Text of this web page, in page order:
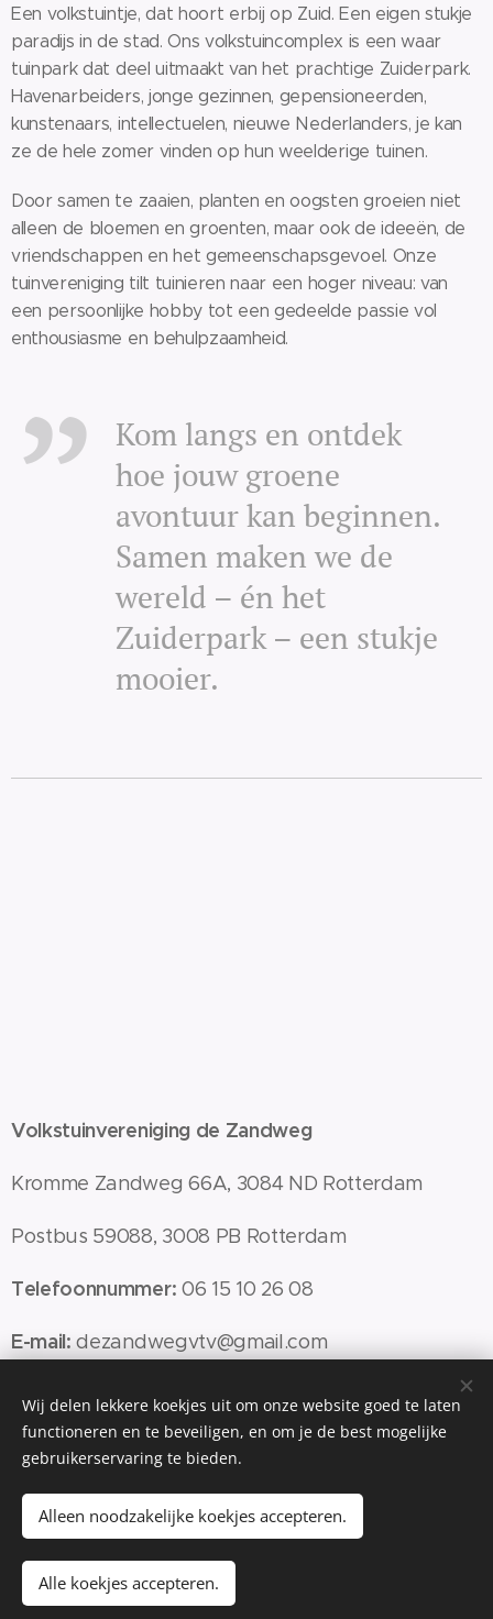
Een volkstuintje, dat hoort erbij op Zuid. Een eigen stukje
paradijs in de stad. Ons volkstuincomplex is een waar
tuinpark dat deel uitmaakt van het prachtige Zuiderpark.
Havenarbeiders, jonge gezinnen, gepensioneerden,
kunstenaars, intellectuelen, nieuwe Nederlanders, je kan
ze de hele zomer vinden op hun weelderige tuinen.
Door samen te zaaien, planten en oogsten groeien niet
alleen de bloemen en groenten, maar ook de ideeën, de
vriendschappen en het gemeenschapsgevoel. Onze
tuinvereniging tilt tuinieren naar een hoger niveau: van
een persoonlijke hobby tot een gedeelde passie vol
enthousiasme en behulpzaamheid.
Kom langs en ontdek
hoe jouw groene
avontuur kan beginnen.
Samen maken we de
wereld – én het
Zuiderpark – een stukje
mooier.
Volkstuinvereniging de Zandweg
Kromme Zandweg 66A, 3084 ND Rotterdam
Postbus 59088, 3008 PB Rotterdam
Telefoonnummer: 06 15 10 26 08
E-mail:dezandwegvtv@gmail.com
IBAN: NL86 INGB 0000 5231 45
KVK: 40342706
2025 VTV de Zandweg | Alle rechten voorbehouden
webmaster@vtv-dezandweg.nl
Wij delen lekkere koekjes uit om onze website goed te laten
functioneren en te beveiligen, en om je de best mogelijke
gebruikerservaring te bieden.
Alleen noodzakelijke koekjes accepteren.
Alle koekjes accepteren.